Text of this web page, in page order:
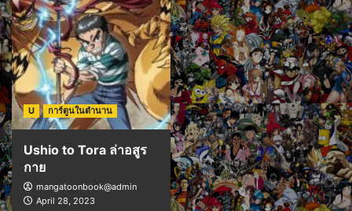
U การ์ตูนในตำนาน
Ushio to Tora ล่าอสูร
กาย
mangatoonbook@admin
April 28, 2023